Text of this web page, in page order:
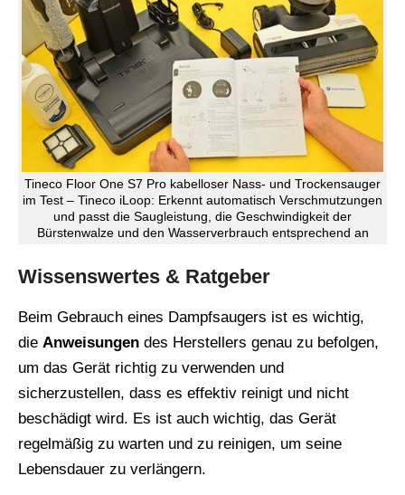
Tineco Floor One S7 Pro kabelloser Nass- und Trockensauger
im Test – Tineco iLoop: Erkennt automatisch Verschmutzungen
und passt die Saugleistung, die Geschwindigkeit der
Bürstenwalze und den Wasserverbrauch entsprechend an
Wissenswertes & Ratgeber
Beim Gebrauch eines Dampfsaugers ist es wichtig,
die Anweisungen des Herstellers genau zu befolgen,
um das Gerät richtig zu verwenden und
sicherzustellen, dass es effektiv reinigt und nicht
beschädigt wird. Es ist auch wichtig, das Gerät
regelmäßig zu warten und zu reinigen, um seine
Lebensdauer zu verlängern.